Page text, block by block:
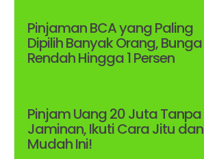
Pinjaman BCA yang Paling
Dipilih Banyak Orang, Bunga
Rendah Hingga 1 Persen
Pinjam Uang 20 Juta Tanpa
Jaminan, Ikuti Cara Jitu dan
Mudah Ini!